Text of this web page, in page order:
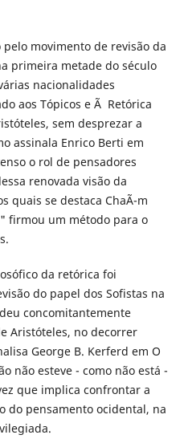
movimento de revisão da
primeira metade do século
nacionalidades
aos Tópicos e Ã Retórica
sem desprezar a
assinala Enrico Berti em
o rol de pensadores
renovada visão da
quais se destaca ChaÃ¯m
firmou um método para o
da retórica foi
do papel dos Sofistas na
concomitantemente
Aristóteles, no decorrer
George B. Kerferd em O
não esteve - como não está -
que implica confrontar a
do pensamento ocidental, na